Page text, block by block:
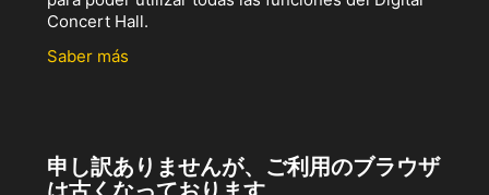
Concert Hall.
Saber más
申し訳ありませんが、ご利用のブラウザ